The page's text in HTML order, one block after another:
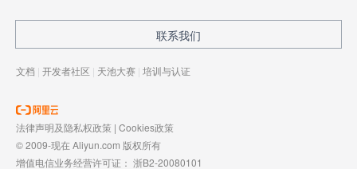
联系我们
文档 | 开发者社区 | 天池大赛 | 培训与认证
法律声明及隐私权政策 | Cookies政策
© 2009-现在 Aliyun.com 版权所有
增值电信业务经营许可证： 浙B2-20080101